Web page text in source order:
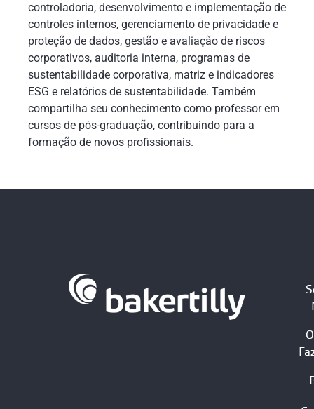
controladoria, desenvolvimento e implementação de
controles internos, gerenciamento de privacidade e
proteção de dados, gestão e avaliação de riscos
corporativos, auditoria interna, programas de
sustentabilidade corporativa, matriz e indicadores
ESG e relatórios de sustentabilidade. Também
compartilha seu conhecimento como professor em
cursos de pós-graduação, contribuindo para a
formação de novos profissionais.